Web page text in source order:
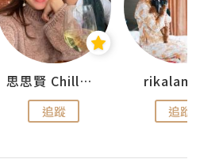
思思賢 ChillMyBabe
追蹤 追蹤